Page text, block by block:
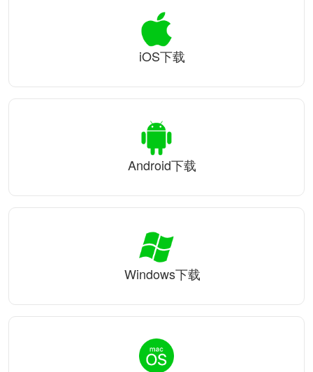
iOS下载
Android下载
Windows下载